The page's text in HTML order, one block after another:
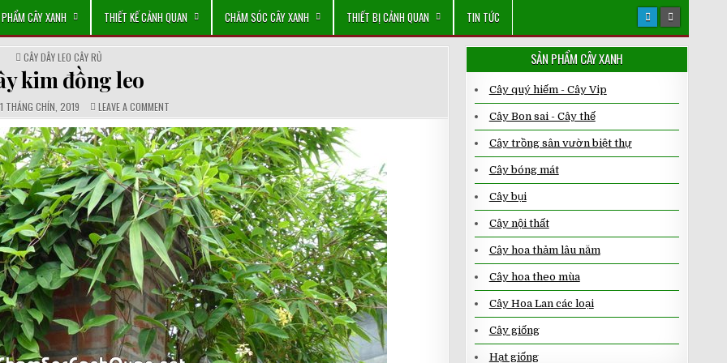
CÂY XANH THIẾT KẾ CẢNH QUAN CHĂM SÓC CÂY XANH THIẾT BỊ CẢNH QUAN TIN TỨC
POSTED
IN
CÂY DÂY LEO CÂY RỦ
kim đồng leo
1 THÁNG CHÍN, 2019 COMMENTS:
LEAVE A COMMENTON
CÂY
KIM
ĐỒNG
LEO
SẢN PHẨM CÂY XANH
Cây quý hiếm - Cây Vip
Cây Bon sai - Cây thế
Cây trồng sân vườn biệt thự
Cây bóng mát
Cây bụi
Cây nội thất
Cây hoa thảm lâu năm
Cây hoa theo mùa
Cây Hoa Lan các loại
Cây giống
Hạt giống